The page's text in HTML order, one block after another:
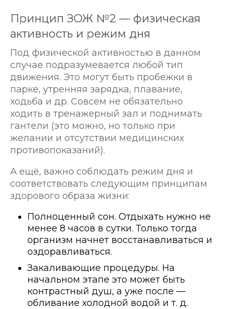
Принцип ЗОЖ №2 — физическая
активность и режим дня
Под физической активностью в данном
случае подразумевается любой тип
движения. Это могут быть пробежки в
парке, утренняя зарядка, плавание,
ходьба и др. Совсем не обязательно
ходить в тренажерный зал и поднимать
гантели (это можно, но только при
желании и отсутствии медицинских
противопоказаний).
А ещё, важно соблюдать режим дня и
соответствовать следующим принципам
здорового образа жизни:
Полноценный сон. Отдыхать нужно не
менее 8 часов в сутки. Только тогда
организм начнет восстанавливаться и
оздоравливаться.
Закаливающие процедуры. На
начальном этапе это может быть
контрастный душ, а уже после —
обливание холодной водой и т. д.